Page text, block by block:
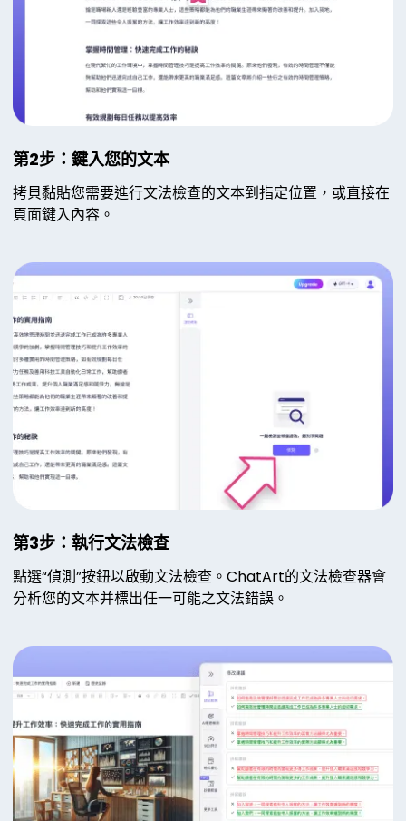
第2步：鍵入您的文本
拷貝黏貼您需要進行文法檢查的文本到指定位置，或直接在
頁面鍵入內容。
第3步：執行文法檢查
點選“偵測”按鈕以啟動文法檢查。ChatArt的文法檢查器會
分析您的文本并標出任一可能之文法錯誤。